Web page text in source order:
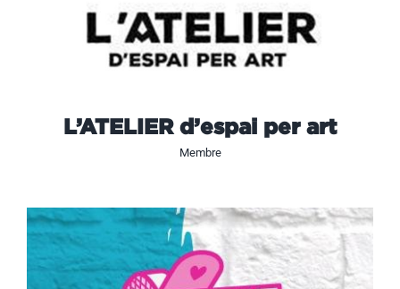
L’ATELIER d’espai per art
Membre